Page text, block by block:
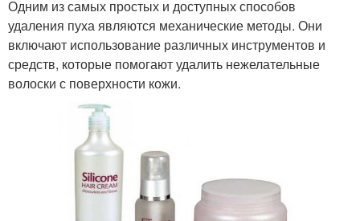
Одним из самых простых и доступных способов
удаления пуха являются механические методы. Они
включают использование различных инструментов и
средств, которые помогают удалить нежелательные
волоски с поверхности кожи.